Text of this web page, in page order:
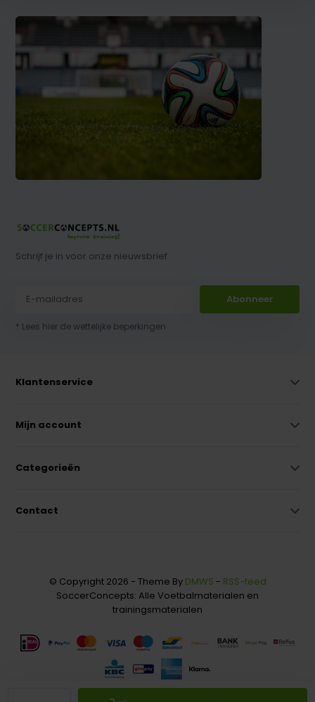
Schrijf je in voor onze nieuwsbrief
Abonneer
* Lees hier de wettelijke beperkingen
Klantenservice
Mijn account
Categorieën
Contact
© Copyright 2026 - Theme By DMWS - RSS-feed
SoccerConcepts: Alle Voetbalmaterialen en
trainingsmaterialen